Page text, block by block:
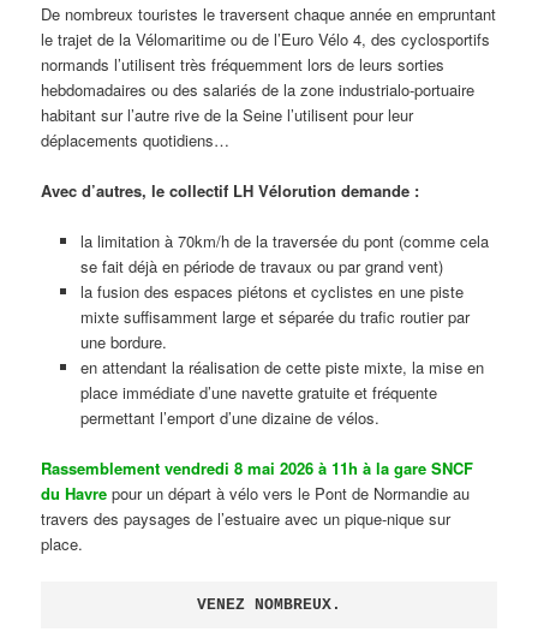
De nombreux touristes le traversent chaque année en empruntant
le trajet de la Vélomaritime ou de l’Euro Vélo 4, des cyclosportifs
normands l’utilisent très fréquemment lors de leurs sorties
hebdomadaires ou des salariés de la zone industrialo-portuaire
habitant sur l’autre rive de la Seine l’utilisent pour leur
déplacements quotidiens…
Avec d’autres, le collectif LH Vélorution demande :
la limitation à 70km/h de la traversée du pont (comme cela
se fait déjà en période de travaux ou par grand vent)
la fusion des espaces piétons et cyclistes en une piste
mixte suffisamment large et séparée du trafic routier par
une bordure.
en attendant la réalisation de cette piste mixte, la mise en
place immédiate d’une navette gratuite et fréquente
permettant l’emport d’une dizaine de vélos.
Rassemblement vendredi 8 mai 2026 à 11h à la gare SNCF
du Havre pour un départ à vélo vers le Pont de Normandie au
travers des paysages de l’estuaire avec un pique-nique sur
place.
VENEZ NOMBREUX.